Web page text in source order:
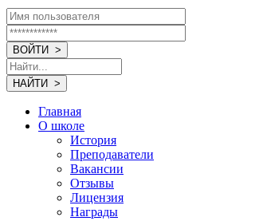
Главная
О школе
История
Преподаватели
Вакансии
Отзывы
Лицензия
Награды